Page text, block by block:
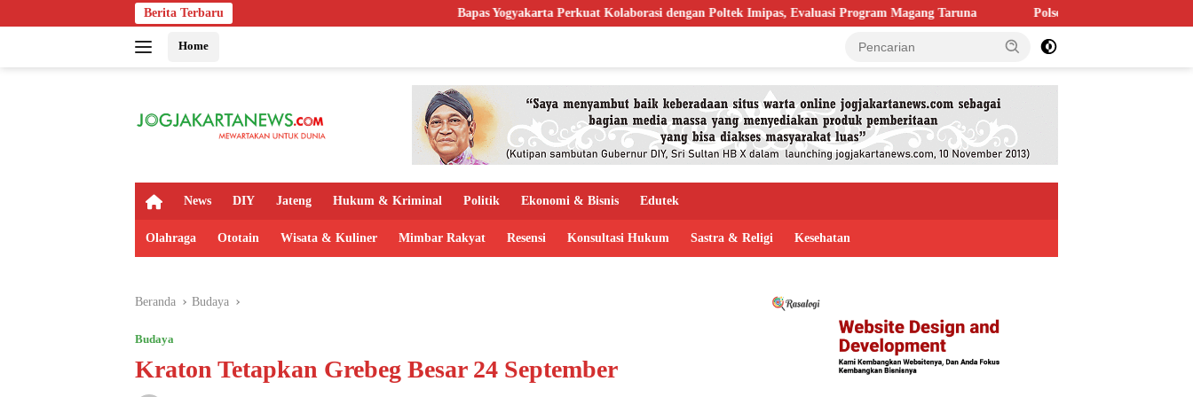
ke
Berita Terbaru Bapas Yogyakarta Perkuat Kolaborasi dengan Poltek Imipas, Evaluasi Program Magang Taruna Polsek Kaligondang Salurkan 1.200 Liter Air
Home
H
m
News DIY Jateng Hukum & Kriminal Politik Ekonomi & Bisnis Edutek
Olahraga Ototain Wisata & Kuliner Mimbar Rakyat Resensi Konsultasi Hukum Sastra & Religi Kesehatan
Beranda Budaya
Budaya
Kraton Tetapkan Grebeg Besar 24 September